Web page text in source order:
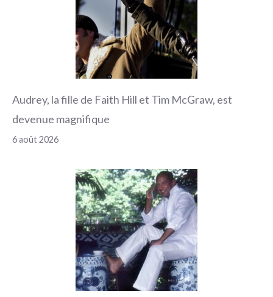
Audrey, la fille de Faith Hill et Tim McGraw, est
devenue magnifique
6 août 2026